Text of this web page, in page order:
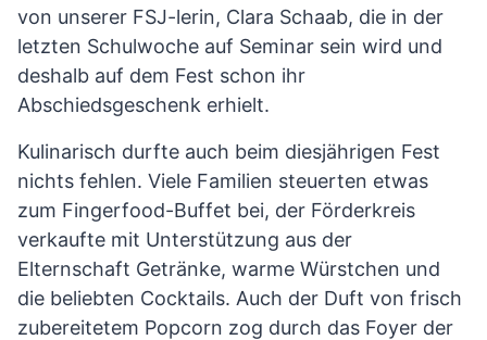
von unserer FSJ-lerin, Clara Schaab, die in der
letzten Schulwoche auf Seminar sein wird und
deshalb auf dem Fest schon ihr
Abschiedsgeschenk erhielt.
Kulinarisch durfte auch beim diesjährigen Fest
nichts fehlen. Viele Familien steuerten etwas
zum Fingerfood-Buffet bei, der Förderkreis
verkaufte mit Unterstützung aus der
Elternschaft Getränke, warme Würstchen und
die beliebten Cocktails. Auch der Duft von frisch
zubereitetem Popcorn zog durch das Foyer der